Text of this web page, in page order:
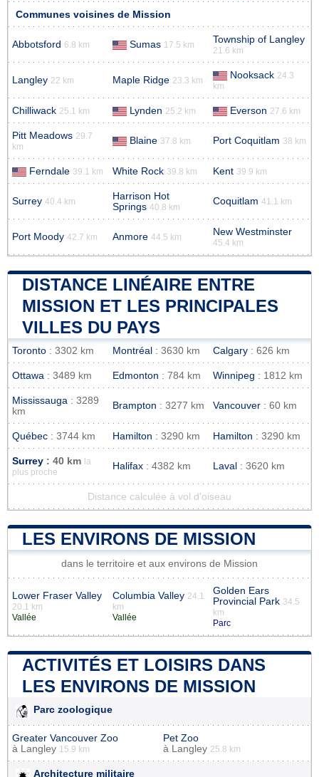
Communes voisines de Mission
Abbotsford 6.8 km Sumas 17.5 km Township of Langley
21.6 km
Langley 22 km Maple Ridge 23.3 km Nooksack 24.3
km
Chilliwack 25.1 km Lynden 25.2 km Everson 27.6 km
Pitt Meadows 29.7
km
Blaine 37.8 km Port Coquitlam 38 km
Ferndale 39.1 km White Rock 39.8 km Kent 39.9 km
Surrey 40.4 km
Harrison Hot
Springs 40.8 km
Coquitlam 41.1 km
Port Moody 42.7 km Anmore 44.5 km New Westminster
45.4 km
DISTANCE LINÉAIRE ENTRE
MISSION ET LES PRINCIPALES
VILLES DU PAYS
Toronto : 3302 km Montréal : 3630 km Calgary : 626 km
Ottawa : 3489 km Edmonton : 784 km Winnipeg : 1812 km
Mississauga : 3289
km
Brampton : 3277 km Vancouver : 60 km
Québec : 3744 km Hamilton : 3290 km Hamilton : 3290 km
Surrey : 40 km
la
plus proche
Halifax : 4382 km Laval : 3620 km
Distance calculée à vol d'oiseau
LES ENVIRONS DE MISSION
dans le territoire et aux environs de Mission
Lower Fraser Valley
20.1 km
Vallée
Columbia Valley 24.1
km
Vallée
Golden Ears
Provincial Park 34.5
km
Parc
ACTIVITÉS ET LOISIRS DANS
LES ENVIRONS DE MISSION
Parc zoologique
Greater Vancouver Zoo
à Langley 15.9 km
Pet Zoo
à Langley 25.8 km
Architecture militaire